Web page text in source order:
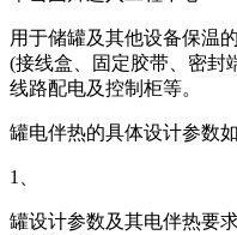
用于储罐及其他设备保温
(接线盒、固定胶带、密封
线路配电及控制柜等。
罐电伴热的具体设计参数
1、
罐设计参数及其电伴热要